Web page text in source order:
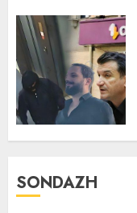
SONDAZH